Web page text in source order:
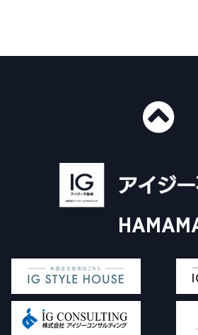
■免許番号
建設業許可 国土交通大臣許可（
宅地建物取引業 国土交通大臣
アイジー不動産について
家探し+家づくり
価格査定・買取査定
施工事例
よくある質問